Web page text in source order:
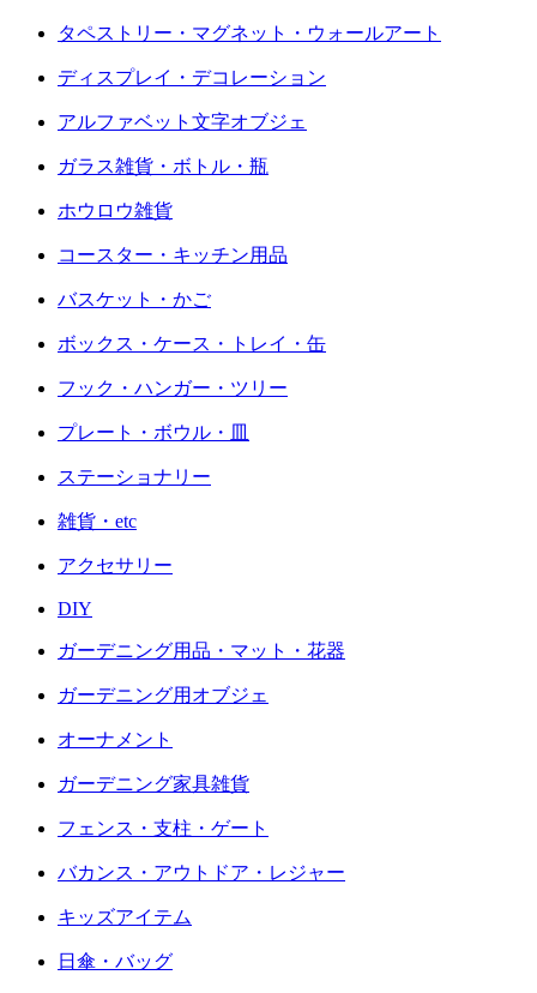
タペストリー・マグネット・ウォールアート
ディスプレイ・デコレーション
アルファベット文字オブジェ
ガラス雑貨・ボトル・瓶
ホウロウ雑貨
コースター・キッチン用品
バスケット・かご
ボックス・ケース・トレイ・缶
フック・ハンガー・ツリー
プレート・ボウル・皿
ステーショナリー
雑貨・etc
アクセサリー
DIY
ガーデニング用品・マット・花器
ガーデニング用オブジェ
オーナメント
ガーデニング家具雑貨
フェンス・支柱・ゲート
バカンス・アウトドア・レジャー
キッズアイテム
日傘・バッグ